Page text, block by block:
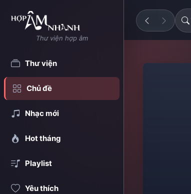
Thư viện hợp âm
Thư viện
Chủ đề
Nhạc mới
Hot tháng
Playlist
Yêu thích